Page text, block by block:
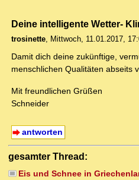
Deine intelligente Wetter-
trosinette, Mittwoch, 11.01.2017,
Damit dich deine zukünftige,
menschlichen Qualitäten abseits
Mit freundlichen Grüßen
Schneider
antworten
gesamter Thread:
Eis und Schnee in